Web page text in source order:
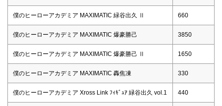
僕のヒーローアカデミア MAXIMATIC 緑谷出久 Ⅱ 660
僕のヒーローアカデミア MAXIMATIC 爆豪勝己 3850
僕のヒーローアカデミア MAXIMATIC 爆豪勝己 Ⅱ 1650
僕のヒーローアカデミア MAXIMATIC 轟焦凍 330
僕のヒーローアカデミア Xross Link ﾌｨｷﾞｭｱ 緑谷出久 vol.1 440